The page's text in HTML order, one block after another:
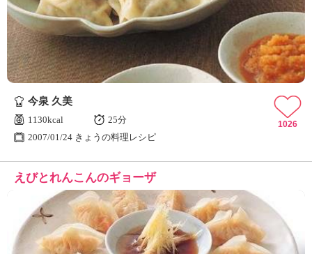
今泉 久美
1130kcal
25分
2007/01/24 きょうの料理レシピ
1026
えびとれんこんのギョーザ